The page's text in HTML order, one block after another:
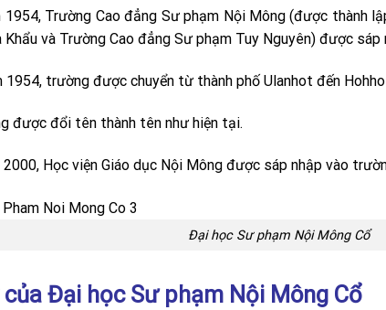
1954, Trường Cao đẳng Sư phạm Nội Mông (được thành
Khẩu và Trường Cao đẳng Sư phạm Tuy Nguyên) được
1954, trường được chuyển từ thành phố Ulanhot đến
được đổi tên thành tên như hiện tại.
Học viện Giáo dục Nội Mông được sáp nhập vào
Đại học Sư phạm Nội Mông Cổ
Đại học Sư phạm Nội Mông Cổ